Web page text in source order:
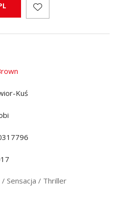
Kuś
/ Sensacja / Thriller